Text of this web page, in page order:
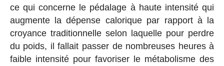
ce qui concerne le pédalage à haute intensité qui
augmente la dépense calorique par rapport à la
croyance traditionnelle selon laquelle pour perdre
du poids, il fallait passer de nombreuses heures à
faible intensité pour favoriser le métabolisme des